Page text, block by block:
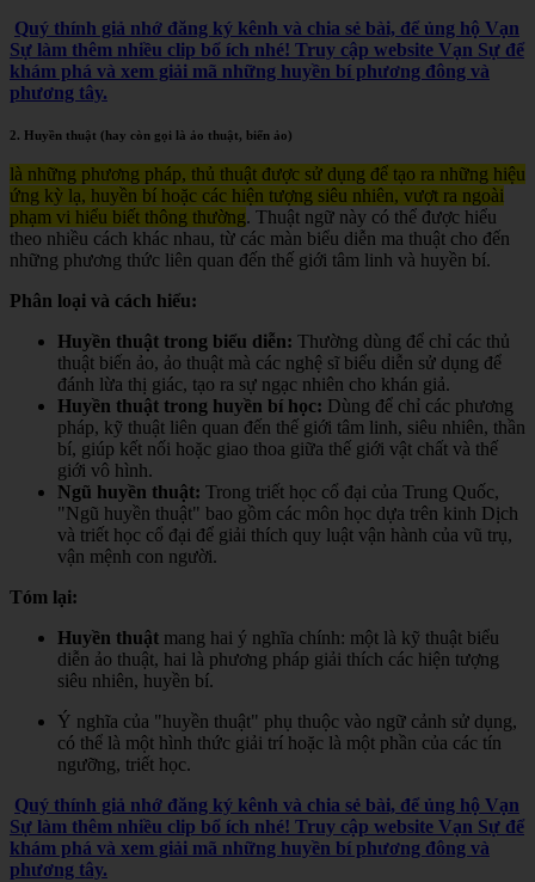
Quý thính giả nhớ đăng ký kênh và chia sẻ bài, để ủng hộ Vạn
Sự làm thêm nhiều clip bổ ích nhé! Truy cập website Vạn Sự để
khám phá và xem giải mã những huyền bí phương đông và
phương tây.
2. Huyền thuật (hay còn gọi là ảo thuật, biến ảo)
là những phương pháp, thủ thuật được sử dụng để tạo ra những hiệu
ứng kỳ lạ, huyền bí hoặc các hiện tượng siêu nhiên, vượt ra ngoài
phạm vi hiểu biết thông thường. Thuật ngữ này có thể được hiểu
theo nhiều cách khác nhau, từ các màn biểu diễn ma thuật cho đến
những phương thức liên quan đến thế giới tâm linh và huyền bí.
Phân loại và cách hiểu:
Huyền thuật trong biểu diễn: Thường dùng để chỉ các thủ
thuật biến ảo, ảo thuật mà các nghệ sĩ biểu diễn sử dụng để
đánh lừa thị giác, tạo ra sự ngạc nhiên cho khán giả.
Huyền thuật trong huyền bí học: Dùng để chỉ các phương
pháp, kỹ thuật liên quan đến thế giới tâm linh, siêu nhiên, thần
bí, giúp kết nối hoặc giao thoa giữa thế giới vật chất và thế
giới vô hình.
Ngũ huyền thuật: Trong triết học cổ đại của Trung Quốc,
"Ngũ huyền thuật" bao gồm các môn học dựa trên kinh Dịch
và triết học cổ đại để giải thích quy luật vận hành của vũ trụ,
vận mệnh con người.
Tóm lại:
Huyền thuật mang hai ý nghĩa chính: một là kỹ thuật biểu
diễn ảo thuật, hai là phương pháp giải thích các hiện tượng
siêu nhiên, huyền bí.
Ý nghĩa của "huyền thuật" phụ thuộc vào ngữ cảnh sử dụng,
có thể là một hình thức giải trí hoặc là một phần của các tín
ngưỡng, triết học.
Quý thính giả nhớ đăng ký kênh và chia sẻ bài, để ủng hộ Vạn
Sự làm thêm nhiều clip bổ ích nhé! Truy cập website Vạn Sự để
khám phá và xem giải mã những huyền bí phương đông và
phương tây.